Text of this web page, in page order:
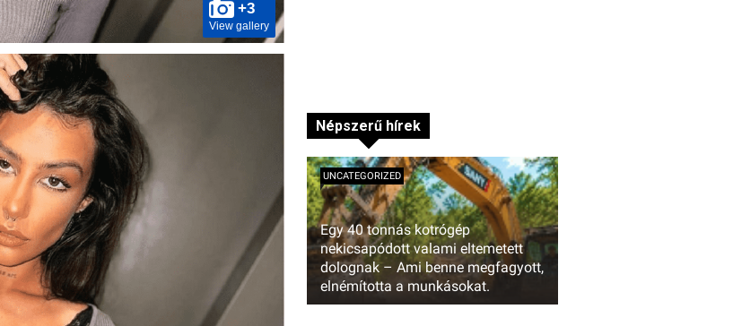
+3
View gallery
Népszerű hírek
Egy 40 tonnás kotrógép
nekicsapódott valami eltemetett
dolognak – Ami benne megfagyott,
elnémította a munkásokat.
UNCATEGORIZED